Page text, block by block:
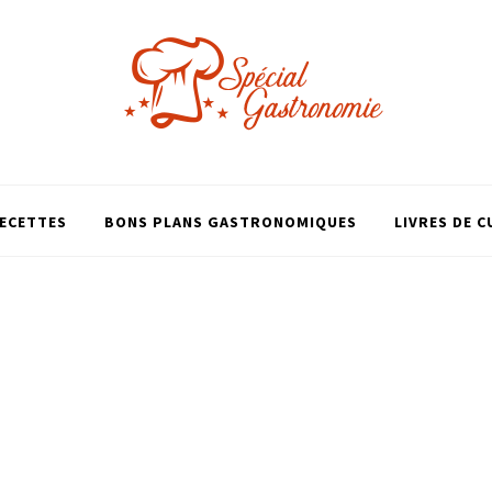
BONS PLANS GASTRONOMIQUES LIVRES DE